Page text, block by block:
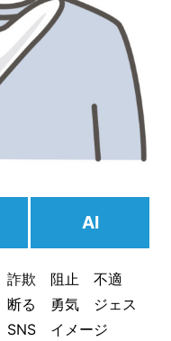
AI
詐欺 阻止 不適
る 勇気 ジェス
SNS イメージ